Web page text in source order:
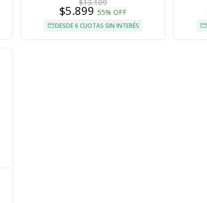
$13.109
$5.899 55% OFF
DESDE 6 CUOTAS SIN INTERÉS